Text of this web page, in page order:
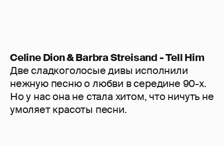
Celine Dion & Barbra Streisand - Tell Him
Две сладкоголосые дивы исполнили
нежную песню о любви в середине 90-х.
Но у нас она не стала хитом, что ничуть не
умоляет красоты песни.